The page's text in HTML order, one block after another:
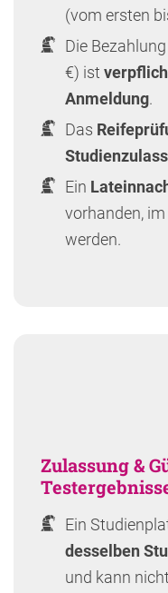
(vom ersten
Die
€) ist
Anmeldung.
Das
Ein
vorhanden,
werden.
Zulassung &
Ein
desselben
und kann